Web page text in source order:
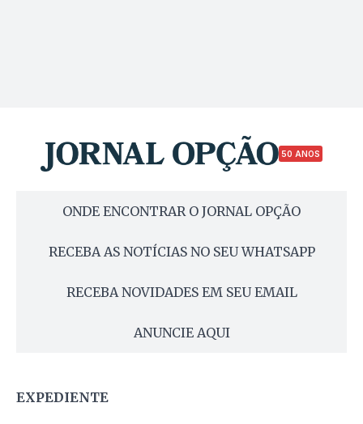
50 ANOS
ONDE ENCONTRAR O JORNAL OPÇÃO
RECEBA AS NOTÍCIAS NO SEU WHATSAPP
RECEBA NOVIDADES EM SEU EMAIL
ANUNCIE AQUI
EXPEDIENTE